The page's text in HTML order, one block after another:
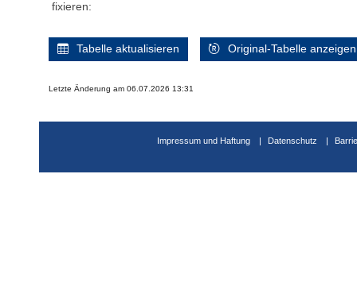
fixieren:
Tabelle aktualisieren Original-Tabelle anzeigen
Letzte Änderung am 06.07.2026 13:31
Impressum und Haftung Datenschutz